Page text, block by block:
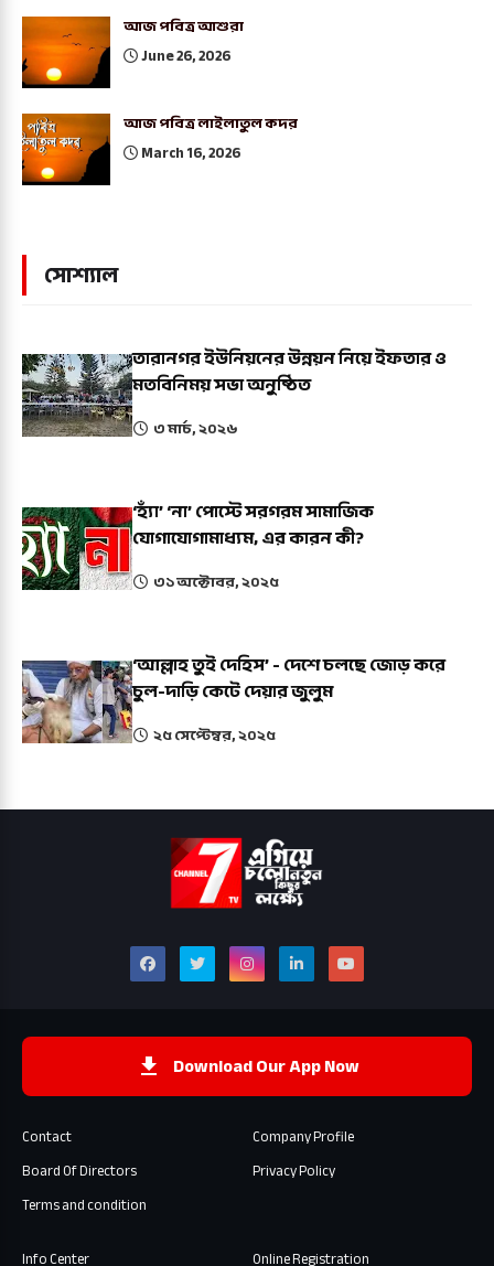
আজ পবিত্র আশুরা
June 26, 2026
আজ পবিত্র লাইলাতুল কদর
March 16, 2026
সোশ্যাল
তারানগর ইউনিয়নের উন্নয়ন নিয়ে ইফতার ও
মতবিনিময় সভা অনুষ্ঠিত
৩ মার্চ, ২০২৬
‘হ্যাঁ’ ‘না’ পোস্টে সরগরম সামাজিক
যোগাযোগামাধ্যম, এর কারন কী?
৩১ অক্টোবর, ২০২৫
‘আল্লাহ তুই দেহিস’ - দেশে চলছে জোড় করে
চুল-দাড়ি কেটে দেয়ার জুলুম
২৫ সেপ্টেম্বর, ২০২৫
Download Our App Now
Contact
Company Profile
Board Of Directors
Privacy Policy
Terms and condition
Info Center Online Registration